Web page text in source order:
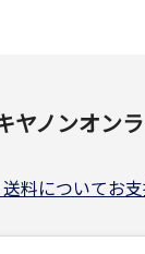
ヤノンオン
料についてお